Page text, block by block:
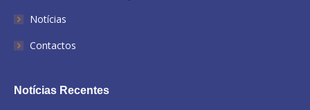
Notícias
Contactos
Notícias Recentes